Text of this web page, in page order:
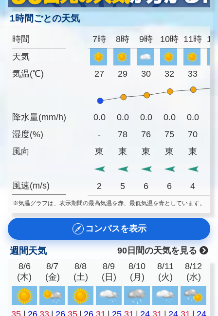
1時間ごとの天気
時間
天気
気温(℃)
降水量(mm/h)
湿度(%)
風向
風速(m/s)
7時 8時 9時 10時 11時
27 29 30 32 33
0.0 0.0 0.0 0.0 0.0
-
78 76 75 70
東
東 東 東 東
2 5 6 6 4
※気温グラフは、表示期間の最高気温を赤、最低気温を青としています。
コンパスを表示
週間天気
90日間の天気を見る
8/6
(木)
8/7
(金)
8/8
(土)
8/9
(日)
8/10
(月)
8/11
(火)
8/12
(水)
35 | 26 33 | 26 35 | 26 31 | 25 31 | 24 31 | 24 31 | 24